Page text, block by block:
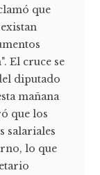
que
El cruce se
diputado
mañana
que los
salariales
lo que